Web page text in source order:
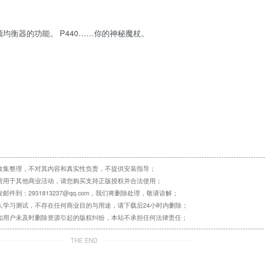
衡器的功能。 P440……你的神秘魔杖。
整理，不对其内容和真实性负责，不提供安装指导；
于其他商业活动，请您购买支持正版授权并合法使用；
件到：2931813237@qq.com，我们将删除处理，敬请谅解；
习测试，不存在任何商业目的与用途，请下载后24小时内删除；
户未及时删除资源引起的版权纠纷，本站不承担任何法律责任；
THE END